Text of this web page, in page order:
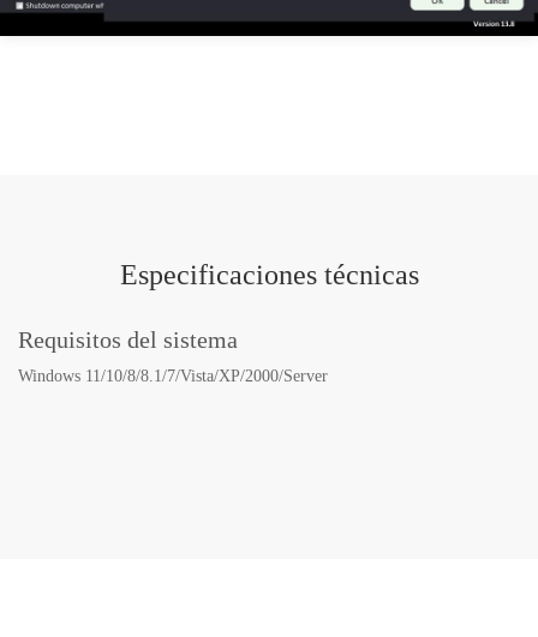
Especificaciones técnicas
Requisitos del sistema
Windows 11/10/8/8.1/7/Vista/XP/2000/Server